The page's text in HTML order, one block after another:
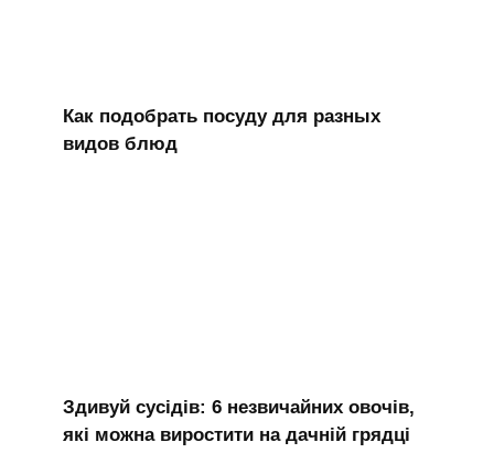
Как подобрать посуду для разных
видов блюд
Здивуй сусідів: 6 незвичайних овочів,
які можна виростити на дачній грядці